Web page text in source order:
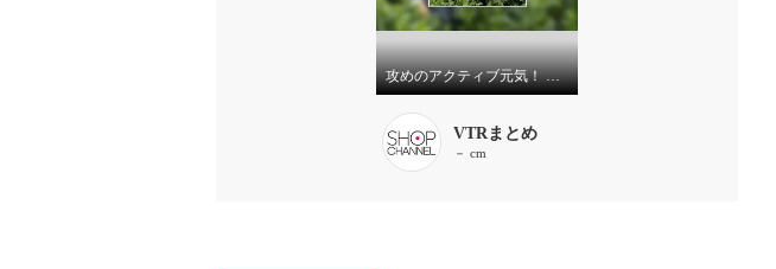
攻めのアクティブ元気！ アミノ酸サプリ “ドクターアミノ パワーグリーン プレミアム” ２箱セット
VTRまとめ
－ cm